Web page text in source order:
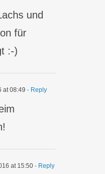
und
für
:-)
at 08:49 - Reply
at 15:50 - Reply